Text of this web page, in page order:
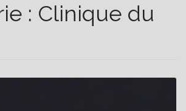
: Clinique du